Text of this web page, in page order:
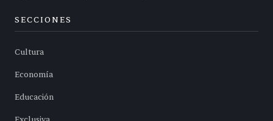
SECCIONES
Cultura
Economía
Educación